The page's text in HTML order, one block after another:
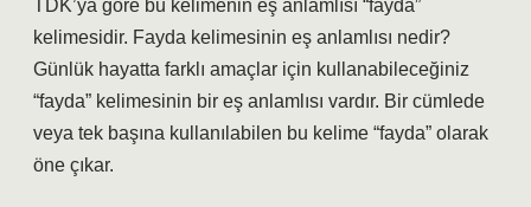
TDK’ya göre bu kelimenin eş anlamlısı “fayda”
kelimesidir. Fayda kelimesinin eş anlamlısı nedir?
Günlük hayatta farklı amaçlar için kullanabileceğiniz
“fayda” kelimesinin bir eş anlamlısı vardır. Bir cümlede
veya tek başına kullanılabilen bu kelime “fayda” olarak
öne çıkar.